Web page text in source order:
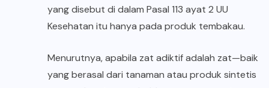
yang disebut di dalam Pasal 113 ayat 2 UU
Kesehatan itu hanya pada produk tembakau.
Menurutnya, apabila zat adiktif adalah zat—baik
yang berasal dari tanaman atau produk sintetis